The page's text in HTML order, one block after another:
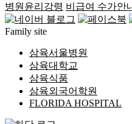
병원윤리강령 비급여 수가안
Family site
삼육서울병원
삼육대학교
삼육식품
삼육외국어학원
FLORIDA HOSPITAL